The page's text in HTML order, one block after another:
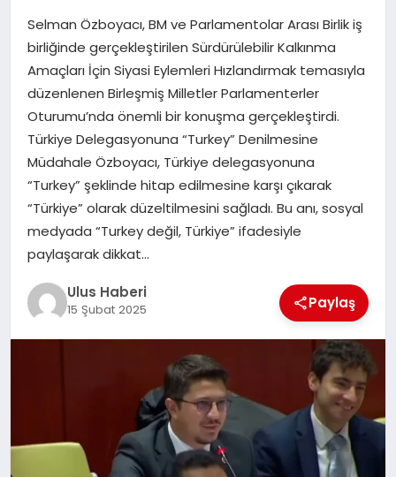
EĞITIM
MAGAZIN
SPOR
YAŞAM
Selman Özboyacı, BM ve Parlamentolar Arası Birlik iş
birliğinde gerçekleştirilen Sürdürülebilir Kalkınma
Amaçları İçin Siyasi Eylemleri Hızlandırmak temasıyla
düzenlenen Birleşmiş Milletler Parlamenterler
Oturumu’nda önemli bir konuşma gerçekleştirdi.
Türkiye Delegasyonuna “Turkey” Denilmesine
Müdahale Özboyacı, Türkiye delegasyonuna
“Turkey” şeklinde hitap edilmesine karşı çıkarak
“Türkiye” olarak düzeltilmesini sağladı. Bu anı, sosyal
medyada “Turkey değil, Türkiye” ifadesiyle
paylaşarak dikkat…
Ulus Haberi
15 Şubat 2025 Paylaş